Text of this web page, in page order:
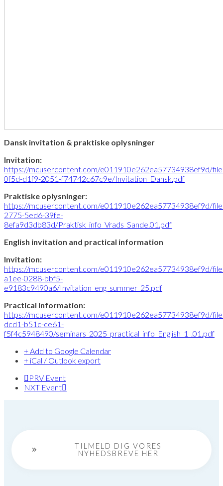
Dansk invitation & praktiske oplysninger
Invitation:
https://mcusercontent.com/e011910e262ea57734938ef9d/
0f5d-d1f9-2051-f74742c67c9e/Invitation_Dansk.pdf
Praktiske oplysninger:
https://mcusercontent.com/e011910e262ea57734938ef9d/
2775-5ed6-39fe-
8efa9d3db83d/Praktisk_info_Vrads_Sande.01.pdf
English invitation and practical information
Invitation:
https://mcusercontent.com/e011910e262ea57734938ef9d/
a1ee-0288-bbf5-
e9183c9490a6/Invitation_eng_summer_25.pdf
Practical information:
https://mcusercontent.com/e011910e262ea57734938ef9d/
dcd1-b51c-ce61-
f5f4c5948490/seminars_2025_practical_info_English_1_.01.pdf
+ Add to Google Calendar
+ iCal / Outlook export
PRV Event
NXT Event
TILMELD DIG VORES
NYHEDSBREVE HER